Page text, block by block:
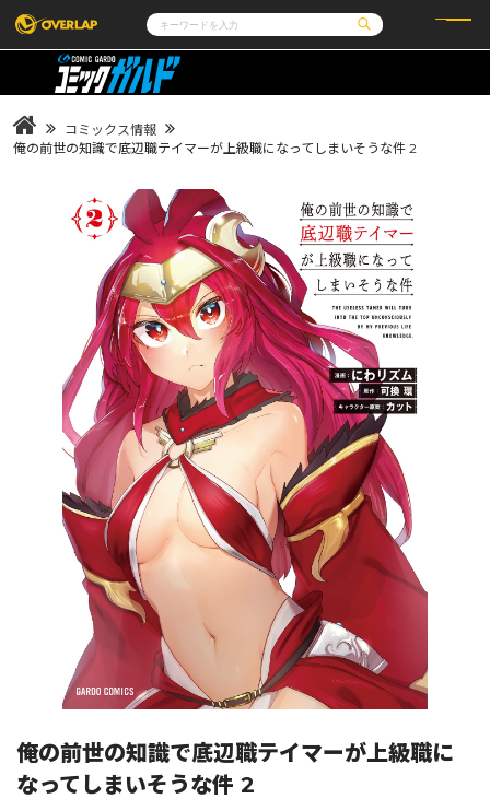
コミック
LiQulle
ラブパルフェ
ライトノベル
ロサージュノベルス
その他
ゲーム
通販・NEWS
企業
会社概要
採用情報
アクセス
オーバーラップホールディングス
お問い合わせはこちら
オーバーラップ文庫
オーバーラップノベルス
オーバーラップノベルスf
ロサージュノベルス
コミックガルド
コミッククリエ
コミックス情報
俺の前世の知識で底辺職テイマーが上級職になってしまいそうな件 2
俺の前世の知識で底辺職テイマーが上級職に
なってしまいそうな件 2